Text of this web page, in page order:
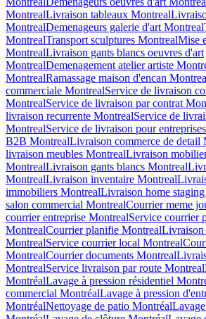
MontrealLivraison tableaux Montreal
MontrealDemenageurs galerie d'art Montreal
MontrealTransport sculptures MontrealMise
MontrealLivraison gants blancs oeuvres d'art
MontrealDemenagement atelier artiste
MontrealRamassage maison d'encan
commerciale MontrealService de livraison
MontrealService de livraison par contrat
livraison recurrente MontrealService de
MontrealService de livraison pour
B2B MontrealLivraison commerce de detail
livraison meubles MontrealLivraison
MontrealLivraison gants blancs Montreal
MontrealLivraison inventaire Montreal
immobiliers MontrealLivraison home
salon commercial MontrealCourrier meme
courrier entreprise MontrealService courrier
MontrealCourrier planifie MontrealLivraison
MontrealService courrier local Montreal
MontrealCourrier documents Montreal
MontrealService livraison par route Montreal
MontréalLavage à pression résidentiel
commercial MontréalLavage à pression
MontréalNettoyage de patio Montréal